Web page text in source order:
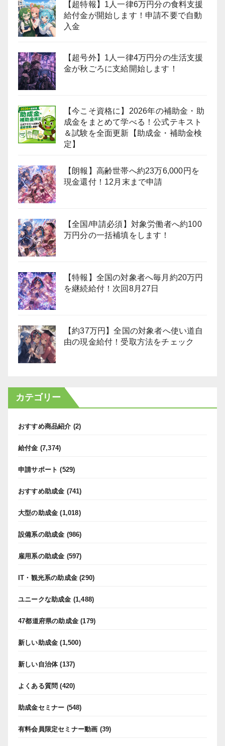
【超特報】1人一律6万円分の食料支援
給付金が開始します！申請不要で自動
入金
【超号外】1人一律4万円分の生活支援
金が秋ごろに支給開始します！
【今こそ資格に】2026年の補助金・助
成金をまとめて学べる！公式テキスト
＆試験を全面更新【助成金・補助金検
定】
【朗報】高齢世帯へ約23万6,000円を
現金還付！12月末まで申請
【全国/申請必須】対象労働者へ約100
万円分の一括補填をします！
【特報】全国の対象者へ毎月約20万円
を継続給付！次回8月27日
【約37万円】全国の対象者へ使い道自
由の現金給付！受取方法をチェック
カテゴリー
おすすめ商品紹介 (2)
給付金 (7,374)
申請サポート (529)
おすすめ助成金 (741)
大型の助成金 (1,018)
設備系の助成金 (986)
雇用系の助成金 (597)
IT・観光系の助成金 (290)
ユニークな助成金 (1,488)
47都道府県の助成金 (179)
新しい助成金 (1,500)
新しい自治体(137)
よくある質問 (420)
助成金セミナー (548)
有料会員限定セミナー動画 (39)